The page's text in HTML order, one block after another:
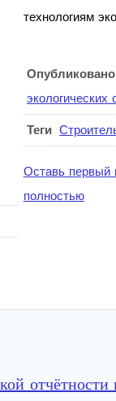
технологиям
Опубликовано
экологических
Теги
Оставь первый
полностью